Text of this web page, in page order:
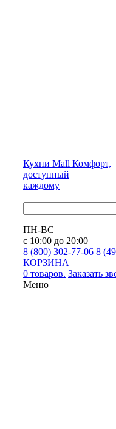
Кухни Mall Комфорт,
доступный
каждому
ПН-ВС
с 10:00 до 20:00
8 (800) 302-77-06 8
КОРЗИНА
0 товаров. Заказать
Меню